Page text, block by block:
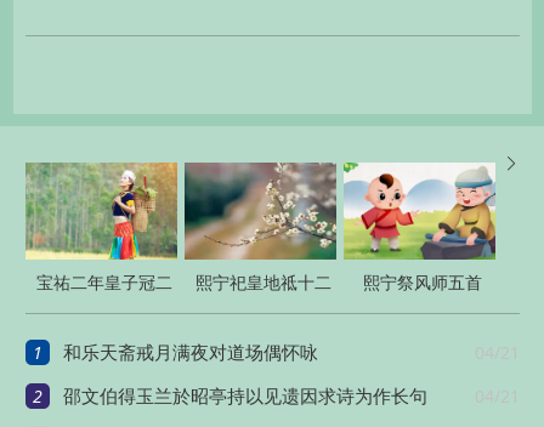

宝祐二年皇子冠二
十首
熙宁祀皇地祗十二
首
熙宁祭风师五首
1 04/21
和乐天斋戒月满夜对道场偶怀咏
2 04/21
邵文伯得玉兰於昭亭持以见遗因求诗为作长句